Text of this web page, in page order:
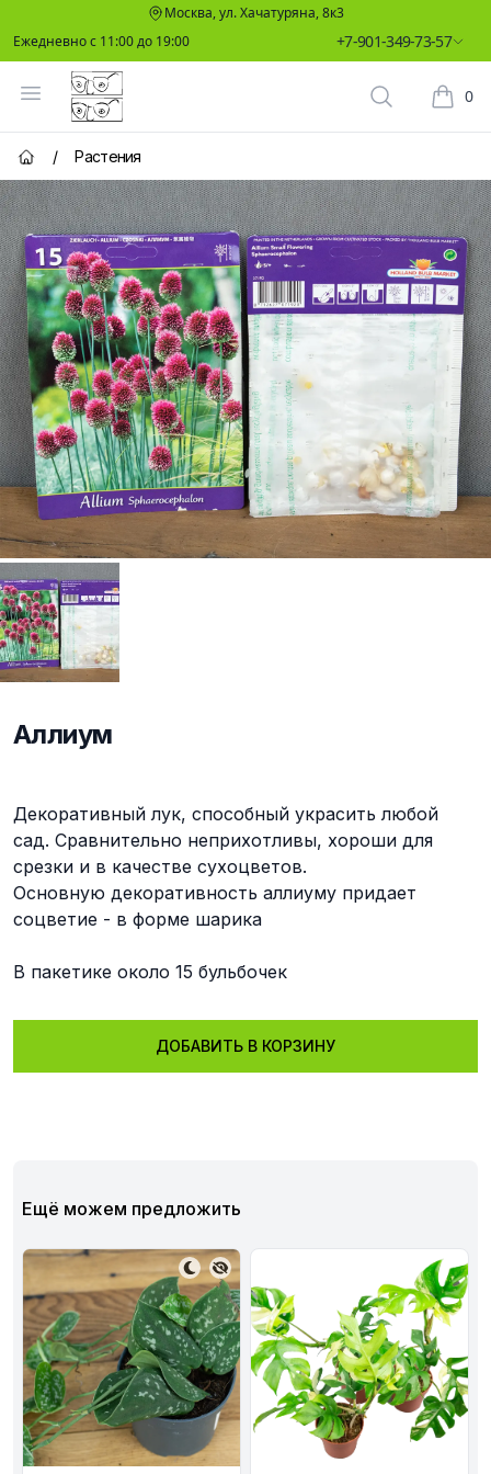
Москва, ул. Хачатуряна, 8к3
Ежедневно с 11:00 до 19:00
+7-901-349-73-57
Открыть меню
Два Ботаника
Поиск
0
Главная страница
/ Растения
Аллиум
Декоративный лук, способный украсить любой
сад. Сравнительно неприхотливы, хороши для
срезки и в качестве сухоцветов.
Основную декоративность аллиуму придает
соцветие - в форме шарика
В пакетике около 15 бульбочек
ДОБАВИТЬ В КОРЗИНУ
Ещё можем предложить